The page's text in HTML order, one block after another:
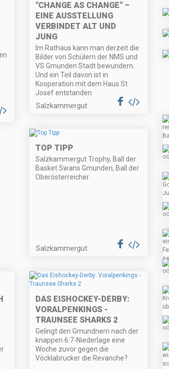
"CHANGE AS CHANGE" –
EINE AUSSTELLUNG
VERBINDET ALT UND
JUNG
Im Rathaus kann man derzeit die
Bilder von Schülern der NMS und
VS Gmunden Stadt bewundern.
Und ein Teil davon ist in
Kooperation mit dem Haus St.
Josef entstanden.
Salzkammergut
TOP TIPP
Salzkammergut Trophy, Ball der
Basket Swans Gmunden, Ball der
Oberösterreicher
Salzkammergut
DAS EISHOCKEY-DERBY:
VORALPENKINGS -
TRAUNSEE SHARKS 2
Gelingt den Gmundnern nach der
knappen 6:7-Niederlage eine
Woche zuvor gegen die
Vöcklabrucker die Revanche?